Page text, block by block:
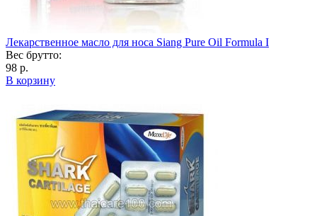
Лекарственное масло для носа Siang Pure Oil Formula I
Вес брутто:
98 р.
В корзину